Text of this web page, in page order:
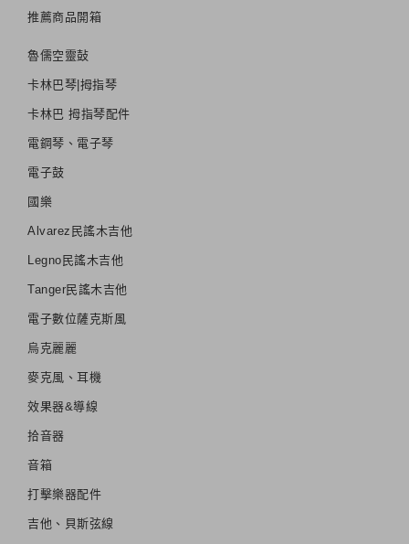
推薦商品開箱
魯儒空靈鼔
卡林巴琴|拇指琴
卡林巴 拇指琴配件
電鋼琴、電子琴
電子鼓
國樂
Alvarez民謠木吉他
Legno民謠木吉他
Tanger民謠木吉他
電子數位薩克斯風
烏克麗麗
麥克風、耳機
效果器&導線
拾音器
音箱
打擊樂器配件
吉他、貝斯弦線